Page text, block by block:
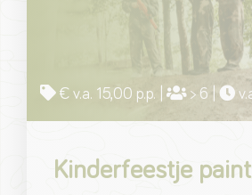
€ v.a. 15,00 p.p. | > 6 |
Kinderfeestje